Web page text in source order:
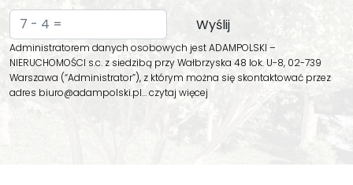
Administratorem danych osobowych jest ADAMPOLSKI –
NIERUCHOMOŚCI s.c. z siedzibą przy Wałbrzyska 48 lok. U-8, 02-739
Warszawa (“Administrator”), z którym można się skontaktować przez
adres biuro@adampolski.pl…czytaj więcej